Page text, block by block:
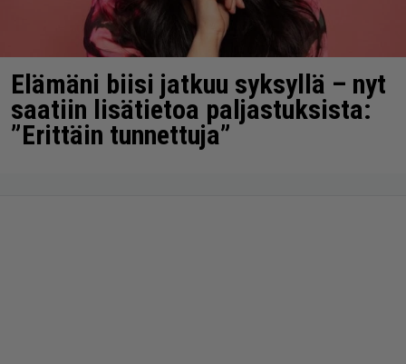
Elämäni biisi jatkuu syksyllä – nyt
saatiin lisätietoa paljastuksista:
”Erittäin tunnettuja”